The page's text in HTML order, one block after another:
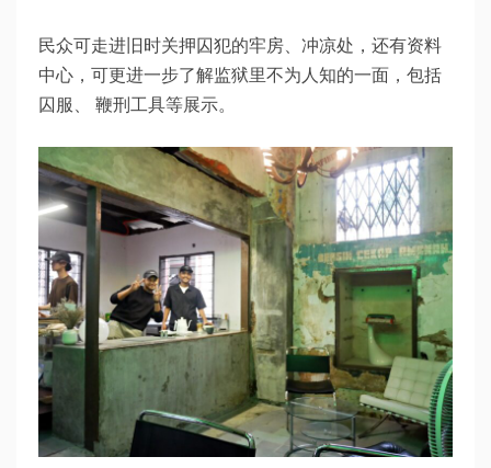
民众可走进旧时关押囚犯的牢房、冲凉处，还有资料
中心，可更进一步了解监狱里不为人知的一面，包括
囚服、 鞭刑工具等展示。